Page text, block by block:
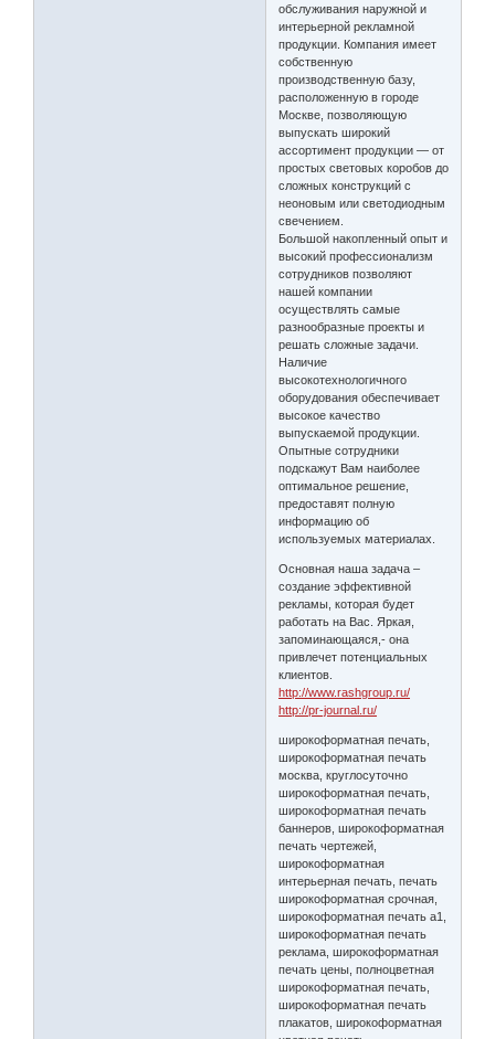
обслуживания наружной и
интерьерной рекламной
продукции. Компания имеет
собственную
производственную базу,
расположенную в городе
Москве, позволяющую
выпускать широкий
ассортимент продукции — от
простых световых коробов до
сложных конструкций с
неоновым или светодиодным
свечением.
Большой накопленный опыт и
высокий профессионализм
сотрудников позволяют
нашей компании
осуществлять самые
разнообразные проекты и
решать сложные задачи.
Наличие
высокотехнологичного
оборудования обеспечивает
высокое качество
выпускаемой продукции.
Опытные сотрудники
подскажут Вам наиболее
оптимальное решение,
предоставят полную
информацию об
используемых материалах.
Основная наша задача –
создание эффективной
рекламы, которая будет
работать на Вас. Яркая,
запоминающаяся,- она
привлечет потенциальных
клиентов.
http://www.rashgroup.ru/
http://pr-journal.ru/
широкоформатная печать,
широкоформатная печать
москва, круглосуточно
широкоформатная печать,
широкоформатная печать
баннеров, широкоформатная
печать чертежей,
широкоформатная
интерьерная печать, печать
широкоформатная срочная,
широкоформатная печать а1,
широкоформатная печать
реклама, широкоформатная
печать цены, полноцветная
широкоформатная печать,
широкоформатная печать
плакатов, широкоформатная